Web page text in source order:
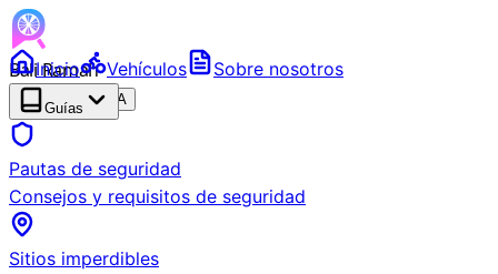
Bali Ramah
RENTAL BETA
Inicio Vehículos Sobre nosotros
Guías
Pautas de seguridad
Consejos y requisitos de seguridad
Sitios imperdibles